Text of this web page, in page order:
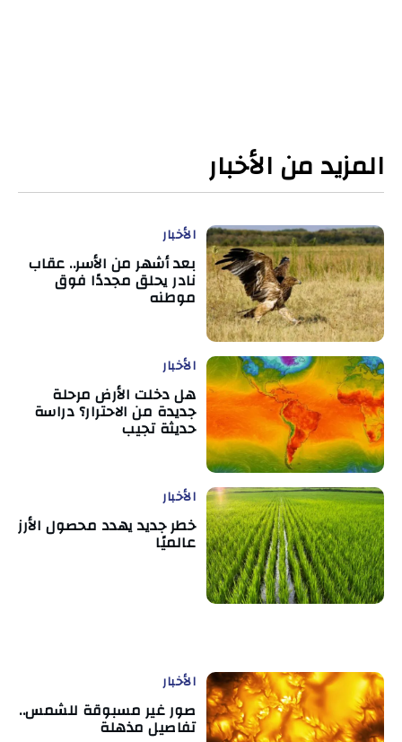
المزيد من الأخبار
الأخبار
بعد أشهر من الأسر.. عقاب
نادر يحلق مجددًا فوق
موطنه
الأخبار
هل دخلت الأرض مرحلة
جديدة من الاحترار؟ دراسة
حديثة تجيب
الأخبار
خطر جديد يهدد محصول الأرز
عالميًا
الأخبار
صور غير مسبوقة للشمس..
تفاصيل مذهلة